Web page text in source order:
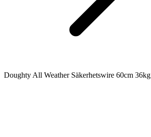
Doughty All Weather Säkerhetswire 60cm 36kg